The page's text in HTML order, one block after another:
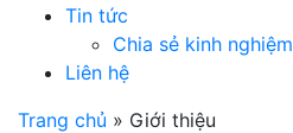
Tin tức
Chia sẻ kinh nghiệm
Liên hệ
Trang chủ » Giới thiệu